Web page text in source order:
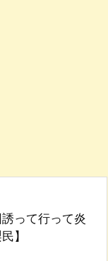
って行って炎
】